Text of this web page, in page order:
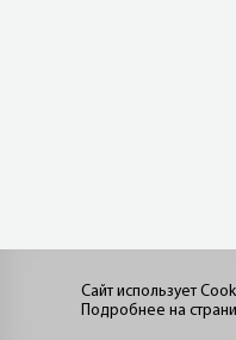
Сайт использует
Подробнее на